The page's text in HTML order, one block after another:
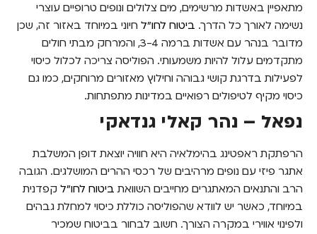
מתאפיין באשדות מרשימים, מים צלולים ונופים טרופיים עוצרי
נשימה לאורך כל הדרך. ביטוח לחו"ל חיוני במיוחד באזור זה, שכן
מדובר בנהר עם אשדות ברמה 3-4, והמרחק מבתי חולים
מתקדמים עלול להיות משמעותי. הפוליסה צריכה לכלול כיסוי
לפעילות בדרגת קושי גבוהה וחילוץ מאזורים מרוחקים, כמו גם
כיסוי מקיף לטיפולים רפואיים במדינות מתפתחות.
נפאל – נהר קאלי גנדאקי
הרפתקת ראפטינג בהימלאיה היא חוויה יוצאת דופן המשלבת
אתגר פיזי עם נופים מרהיבים של רכסי ההרים המושלגים. הגובה
הרב והתנאים המאתגרים מחייבים השוואת ביטוח לחו"ל קפדנית
במיוחד, כאשר יש לוודא שהפוליסה כוללת כיסוי למחלת גבהים
ולפינוי אווירי במקרה הצורך. חשוב לבחור בביטוח שמכיר